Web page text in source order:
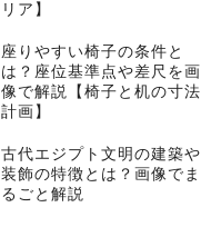
リア】
座りやすい椅子の条件と
は？座位基準点や差尺を画
像で解説【椅子と机の寸法
計画】
古代エジプト文明の建築や
装飾の特徴とは？画像でま
るごと解説